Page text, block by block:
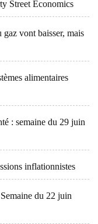
Street Economics
vont baisser, mais
alimentaires
: semaine du 29 juin
inflationnistes
du 22 juin